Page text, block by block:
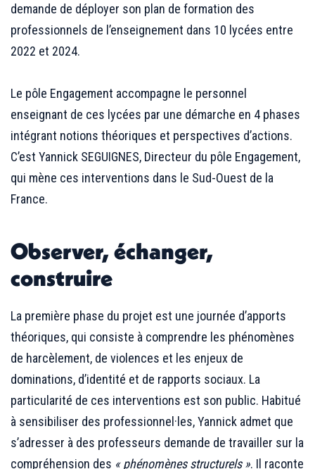
demande de déployer son plan de formation des
professionnels de l’enseignement dans 10 lycées entre
2022 et 2024.
Le pôle Engagement accompagne le personnel
enseignant de ces lycées par une démarche en 4 phases
intégrant notions théoriques et perspectives d’actions.
C’est Yannick SEGUIGNES, Directeur du pôle Engagement,
qui mène ces interventions dans le Sud-Ouest de la
France.
Observer, échanger,
construire
La première phase du projet est une journée d’apports
théoriques, qui consiste à comprendre les phénomènes
de harcèlement, de violences et les enjeux de
dominations, d’identité et de rapports sociaux. La
particularité de ces interventions est son public. Habitué
à sensibiliser des professionnel·les, Yannick admet que
s’adresser à des professeurs demande de travailler sur la
compréhension des « phénomènes structurels ». Il raconte